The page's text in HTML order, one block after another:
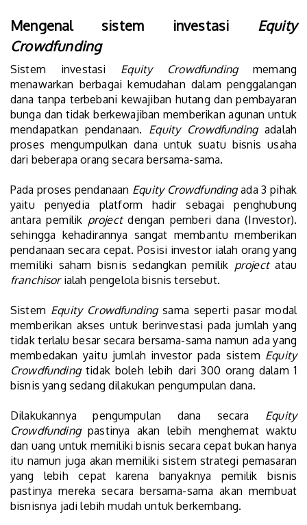
Mengenal sistem investasi
Equity
Crowdfunding
Sistem investasi Equity Crowdfundingmemang
menawarkan berbagai kemudahan dalam penggalangan
dana tanpa terbebani kewajiban hutang dan pembayaran
bunga dan tidak berkewajiban memberikan agunan untuk
mendapatkan pendanaan. Equity Crowdfundingadalah
proses mengumpulkan dana untuk suatu bisnis usaha
dari beberapa orang secara bersama-sama.
Pada proses pendanaan Equity Crowdfundingada 3 pihak
yaitu penyedia platform hadir sebagai penghubung
antara pemilik projectdengan pemberi dana (Investor).
sehingga kehadirannya sangat membantu memberikan
pendanaan secara cepat. Posisi investor ialah orang yang
memiliki saham bisnis sedangkan pemilik projectatau
franchisor ialah pengelola bisnis tersebut.
Sistem Equity Crowdfundingsama seperti pasar modal
memberikan akses untuk berinvestasi pada jumlah yang
tidak terlalu besar secara bersama-sama namun ada yang
membedakan yaitu jumlah investor pada sistem Equity
Crowdfundingtidak boleh lebih dari 300 orang dalam 1
bisnis yang sedang dilakukan pengumpulan dana.
Dilakukannya pengumpulan dana secara Equity
Crowdfundingpastinya akan lebih menghemat waktu
dan uang untuk memiliki bisnis secara cepat bukan hanya
itu namun juga akan memiliki sistem strategi pemasaran
yang lebih cepat karena banyaknya pemilik bisnis
pastinya mereka secara bersama-sama akan membuat
bisnisnya jadi lebih mudah untuk berkembang.